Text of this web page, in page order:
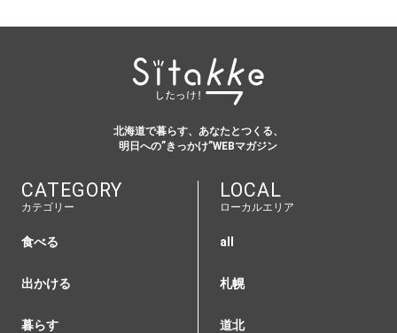
北海道で暮らす、あなたとつくる、
明日への”きっかけ”WEBマガジン
CATEGORY
カテゴリー
食べる
出かける
暮らす
LOCAL
ローカルエリア
all
札幌
道北